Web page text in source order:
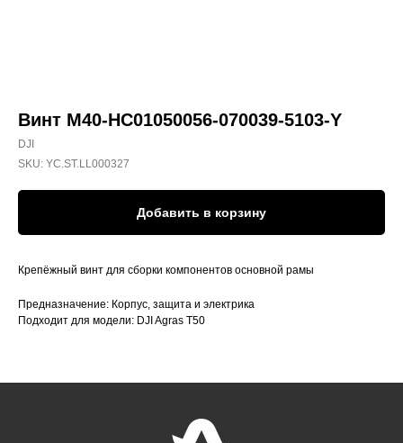
Винт M40-HC01050056-070039-5103-Y
DJI
SKU: YC.ST.LL000327
Добавить в корзину
Крепёжный винт для сборки компонентов основной рамы
Предназначение: Корпус, защита и электрика
Подходит для модели: DJI Agras T50